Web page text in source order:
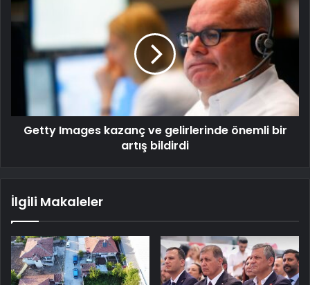
Getty Images kazanç ve gelirlerinde önemli bir
artış bildirdi
İlgili Makaleler